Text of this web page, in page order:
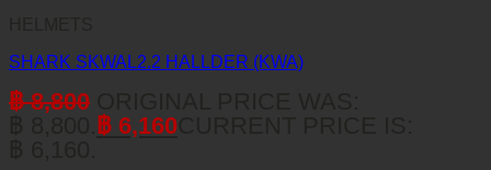
SHARK SKWAL2.2 HALLDER (KWA)
฿8,800
฿ 6,160